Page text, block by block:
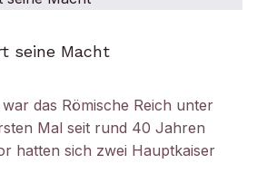
seine Macht
das Römische Reich unter
Mal seit rund 40 Jahren
hatten sich zwei Hauptkaiser